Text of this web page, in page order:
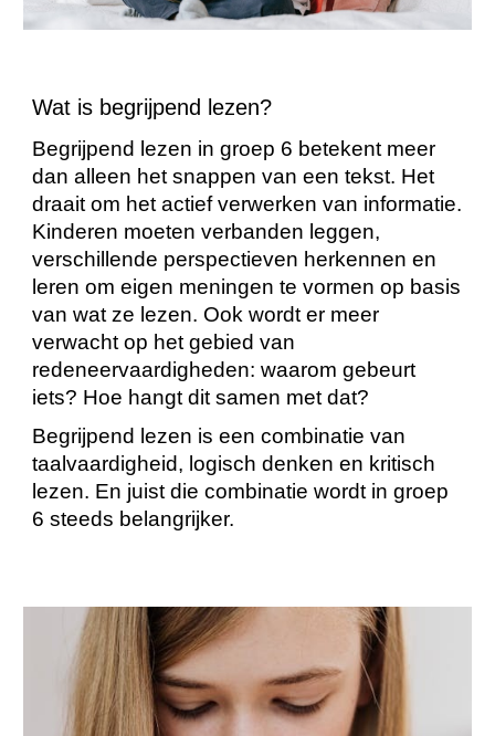
Wat is begrijpend lezen?
Begrijpend lezen in groep 6 betekent meer
dan alleen het snappen van een tekst. Het
draait om het actief verwerken van informatie.
Kinderen moeten verbanden leggen,
verschillende perspectieven herkennen en
leren om eigen meningen te vormen op basis
van wat ze lezen. Ook wordt er meer
verwacht op het gebied van
redeneervaardigheden: waarom gebeurt
iets? Hoe hangt dit samen met dat?
Begrijpend lezen is een combinatie van
taalvaardigheid, logisch denken en kritisch
lezen. En juist die combinatie wordt in groep
6 steeds belangrijker.